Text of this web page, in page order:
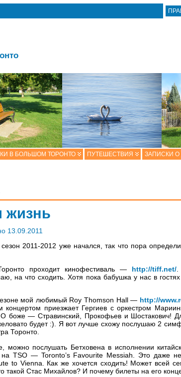
В БОЛЬШОМ ТОРОНТО ПУТЕШЕСТВИЯ ЗАПИСКИ О
жизнь
13.09.2011
2011-2012 уже начался, так что пора
проходит кинофестиваль — http://tiff.net/.
на что сходить. Хотя пока бабушка у нас в
мой любимый Roy Thomson Hall — http://
концертом приезжает Гергиев с оркестром
боже — Стравинский, Прокофьев и Шостакович!
будет :). Я вот лучше схожу послушаю 2
Торонто.
можно послушать Бетховена в исполнении
на TSO — Toronto’s Favourite Messiah. Это даже
to Vienna. Как же хочется сходить! Может всей
такой Стас Михайлов? И почему билеты на его